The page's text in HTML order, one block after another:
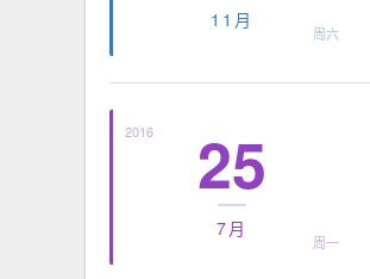
11月
周六
2016 25
7月
周一